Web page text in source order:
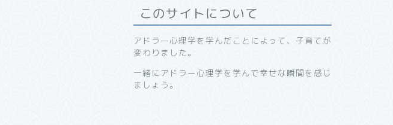
このサイトについて
アドラー心理学を学んだことによって、子育てが
変わりました。
一緒にアドラー心理学を学んで幸せな瞬間を感じ
ましょう。